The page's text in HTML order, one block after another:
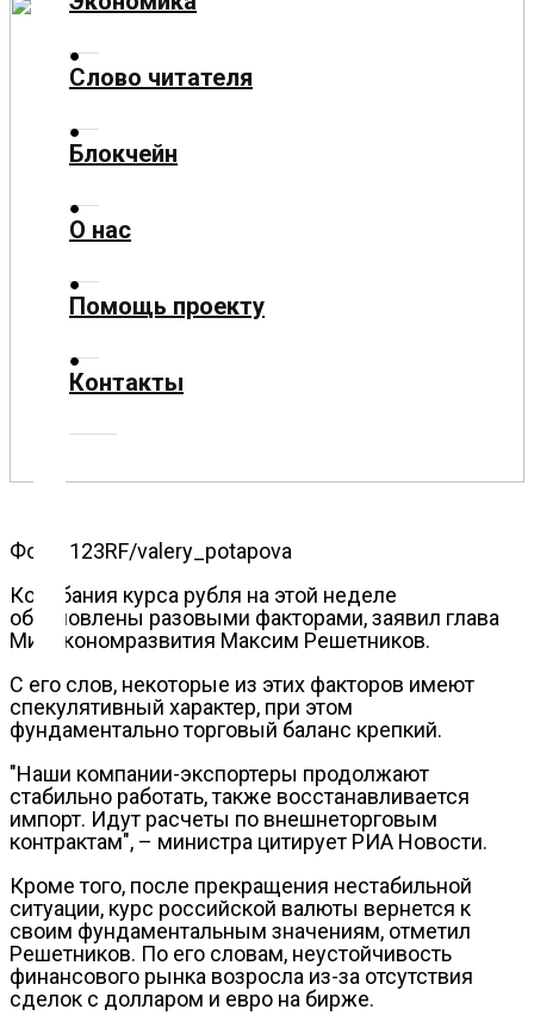
Экономика
Слово
Блокчейн
О
Помощь
Слово читателя
Блокчейн
О нас
Помощь проекту
Контакты
Фото: 123RF/valery_potapova
Колебания курса рубля на этой неделе
обусловлены разовыми факторами, заявил глава
Минэкономразвития Максим Решетников.
С его слов, некоторые из этих факторов имеют
спекулятивный характер, при этом
фундаментально торговый баланс крепкий.
"Наши компании-экспортеры продолжают
стабильно работать, также восстанавливается
импорт. Идут расчеты по внешнеторговым
контрактам", – министра цитирует РИА Новости.
Кроме того, после прекращения нестабильной
ситуации, курс российской валюты вернется к
своим фундаментальным значениям, отметил
Решетников. По его словам, неустойчивость
финансового рынка возросла из-за отсутствия
сделок с долларом и евро на бирже.